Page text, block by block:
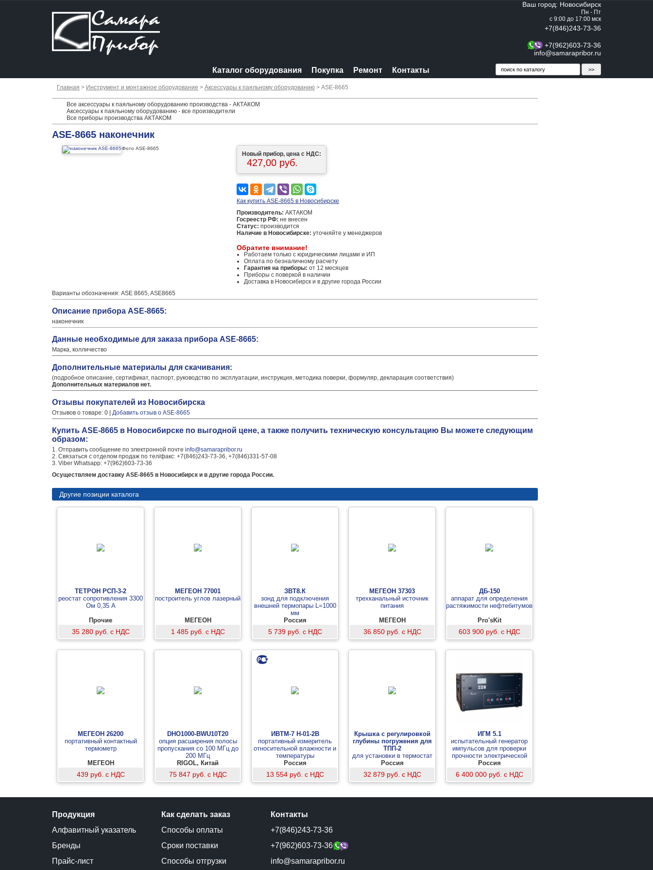
Ваш город: Новосибирск
Пн - Пт
с 9:00 до 17:00 мск
+7(846)243-73-36
+7(962)603-73-36
info@samarapribor.ru
Каталог оборудования Покупка Ремонт Контакты
Главная > Инструмент и монтажное оборудование > Аксессуары к паяльному оборудованию > ASE-8665
Все аксессуары к паяльному оборудованию производства - АКТАКОМ
Аксессуары к паяльному оборудованию - все производители
Все приборы производства АКТАКОМ
ASE-8665 наконечник
Фото ASE-8665
Новый прибор, цена с НДС:
427,00 руб.
Как купить ASE-8665 в Новосибирске
Производитель: АКТАКОМ
Госреестр РФ: не внесен
Статус: производится
Наличие в Новосибирске: уточняйте у менеджеров
Обратите внимание!
Работаем только с юридическими лицами и ИП
Оплата по безналичному расчету
Гарантия на приборы: от 12 месяцев
Приборы с поверкой в наличии
Доставка в Новосибирск и в другие города России
Варианты обозначения: ASE 8665, ASE8665
Описание прибора ASE-8665:
наконечник
Данные необходимые для заказа прибора ASE-8665:
Марка, колличество
Дополнительные материалы для скачивания:
(подробное описание, сертификат, паспорт, руководство по эксплуатации, инструкция, методика поверки, формуляр, декларация соответствия)
Дополнительных материалов нет.
Отзывы покупателей из Новосибирска
Отзывов о товаре: 0 | Добавить отзыв о ASE-8665
Купить ASE-8665 в Новосибирске по выгодной цене, а также получить техническую консультацию Вы можете следующим
образом:
1. Отправить сообщение по электронной почте info@samarapribor.ru
2. Связаться с отделом продаж по тел/факс: +7(846)243-73-36, +7(846)331-57-08
3. Viber Whatsapp: +7(962)603-73-36
Осуществляем доставку ASE-8665 в Новосибирск и в другие города России.
Другие позиции каталога
ТЕТРОН РСП-3-2
реостат сопротивления 3300
Ом 0,35 А
Прочие
35 280 руб. с НДС
МЕГЕОН 77001
построитель углов лазерный
МЕГЕОН
1 485 руб. с НДС
ЗВТ8.К
зонд для подключения
внешней термопары L=1000
мм
Россия
5 739 руб. с НДС
МЕГЕОН 37303
трехканальный источник
питания
МЕГЕОН
36 850 руб. с НДС
ДБ-150
аппарат для определения
растяжимости нефтебитумов
Pro'sKit
603 900 руб. с НДС
МЕГЕОН 26200
портативный контактный
термометр
МЕГЕОН
439 руб. с НДС
DHO1000-BWU10T20
опция расширения полосы
пропускания со 100 МГц до
200 МГц
RIGOL, Китай
75 847 руб. с НДС
ИВТМ-7 Н-01-2В
портативный измеритель
относительной влажности и
температуры
Россия
13 554 руб. с НДС
Крышка с регулировкой
глубины погружения для
ТПП-2
для установки в термостат
термопреобразователей
сопротивления,
термоэлектрических
преобразователей,
термометров
Россия
32 879 руб. с НДС
ИГМ 5.1
испытательный генератор
импульсов для проверки
прочности электрической
изоляции
Россия
6 400 000 руб. с НДС
Продукция
Алфавитный указатель
Бренды
Прайс-лист
Как сделать заказ
Способы оплаты
Сроки поставки
Способы отгрузки
Контакты
+7(846)243-73-36
+7(962)603-73-36
info@samarapribor.ru